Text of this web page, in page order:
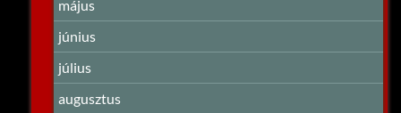
május
június
július
augusztus